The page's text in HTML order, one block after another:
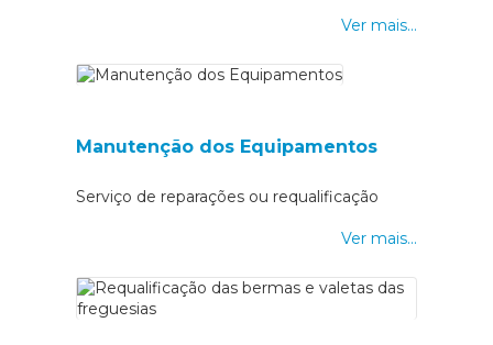
Ver mais...
Manutenção dos Equipamentos
Serviço de reparações ou requalificação
Ver mais...